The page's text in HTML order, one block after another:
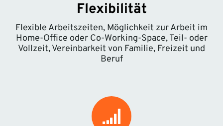
Flexibilität
Flexible Arbeitszeiten, Möglichkeit zur Arbeit im
Home-Office oder Co-Working-Space, Teil- oder
Vollzeit, Vereinbarkeit von Familie, Freizeit und
Beruf